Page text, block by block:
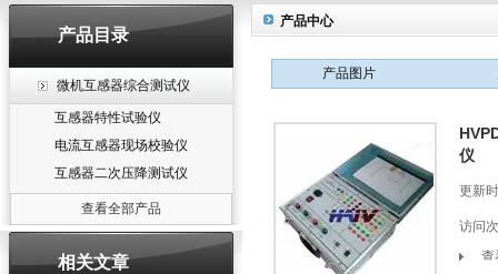
产品目录
微机互感器综合测试仪
互感器特性试验仪
电流互感器现场校验仪
互感器二次压降测试仪
查看全部产品
相关文章
产品中心
产品图片
仪
更新
访问
查